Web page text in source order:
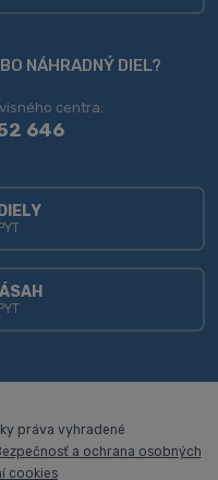
NÁHRADNÝ DIEL?
centra:
646
práva vyhradené
a ochrana osobných
cookies